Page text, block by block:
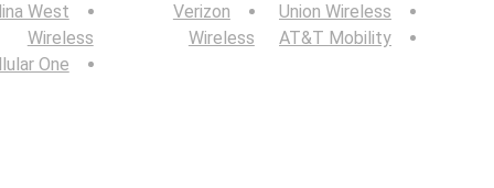
Union Wireless
AT&T Mobility
Verizon
Wireless
West
Wireless
One